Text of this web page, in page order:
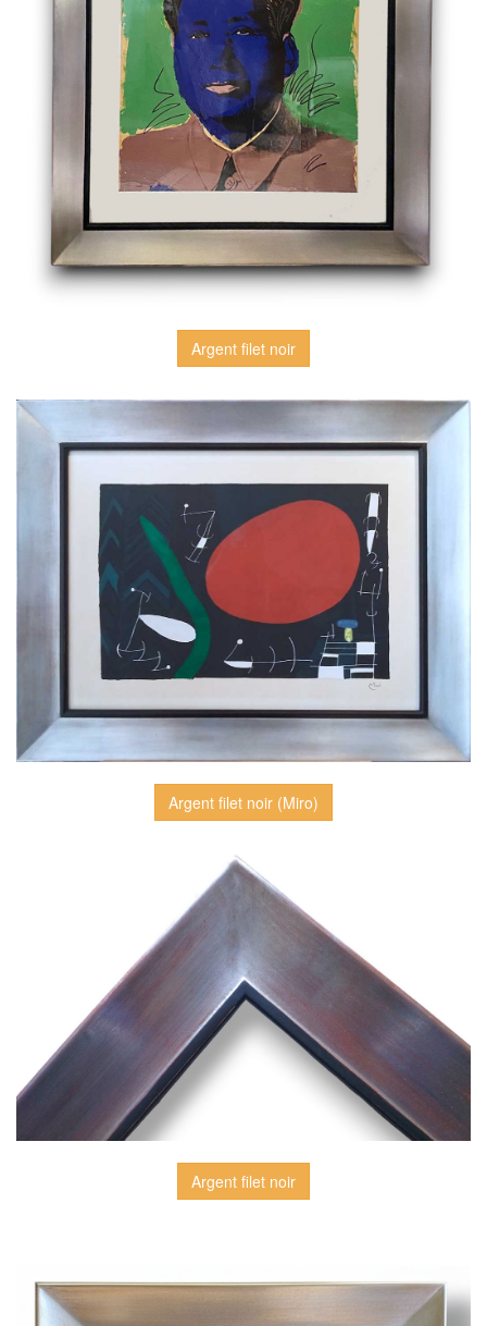
Argent filet noir
Argent filet noir (Miro)
Argent filet noir